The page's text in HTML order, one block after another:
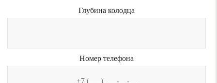
Глубина колодца
Номер телефона